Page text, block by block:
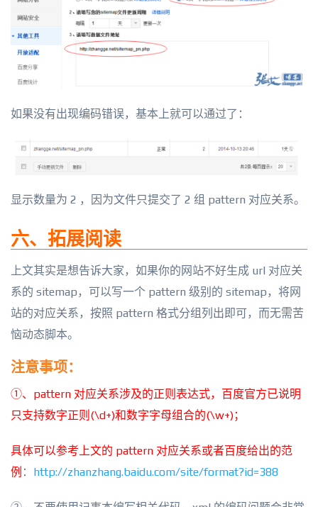
如果没有出现编码错误，基本上就可以通过了：
显示数量为 2 ，因为文件只提交了 2 组 pattern 对应关系。
六、拓展阅读
上文其实是想告诉大家，如果你的网站不好生成 url 对应关
系的 sitemap，可以写一个 pattern 级别的 sitemap，将网
站的对应关系，按照 pattern 格式分组列出即可，而无需苦
恼动态脚本。
注意事项：
①、pattern 对应关系涉及的正则表达式，百度官方已说明
只支持数字正则(\d+)和数字字母组合的(\w+)；
具体可以参考上文的 pattern 对应关系或者百度给出的范
例 ： http://zhanzhang.baidu.com/site/format?id=388